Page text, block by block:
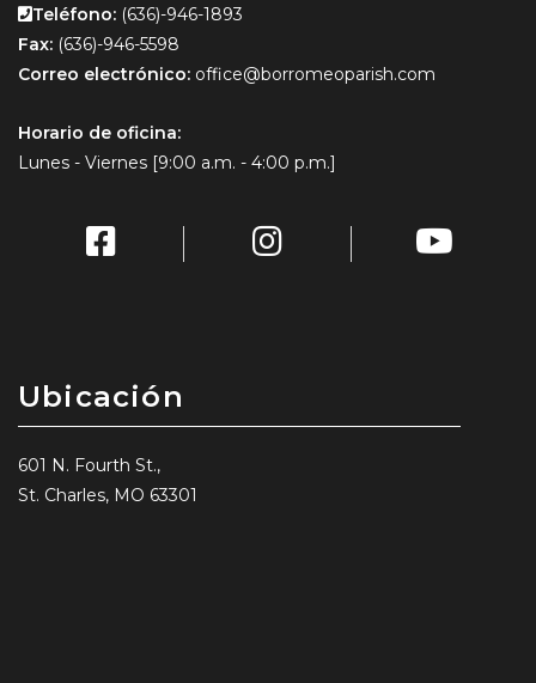
Teléfono: (636)-946-1893
Fax: (636)-946-5598
Correo electrónico: office@borromeoparish.com
Horario de oficina:
Lunes - Viernes [9:00 a.m. - 4:00 p.m.]
Ubicación
601 N. Fourth St.,
St. Charles, MO 63301